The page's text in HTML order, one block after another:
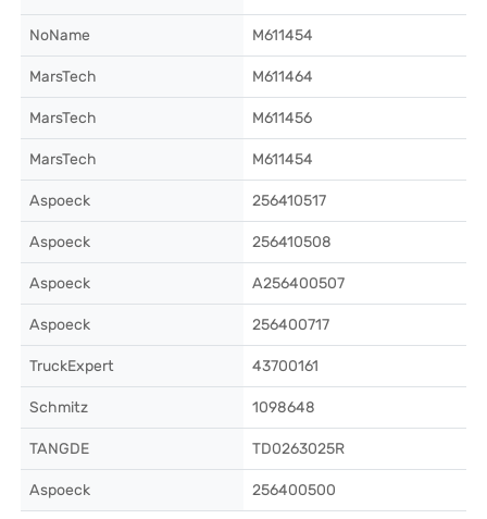
NoName M611454
MarsTech M611464
MarsTech M611456
MarsTech M611454
Aspoeck 256410517
Aspoeck 256410508
Aspoeck A256400507
Aspoeck 256400717
TruckExpert 43700161
Schmitz 1098648
TANGDE TD0263025R
Aspoeck 256400500